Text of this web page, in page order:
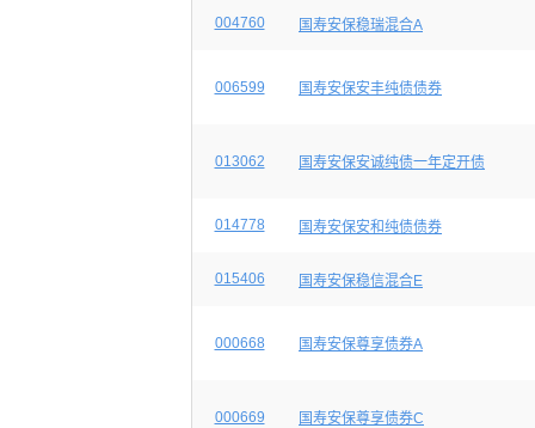
004760 国寿安保稳瑞混合A
006599 国寿安保安丰纯债债券
013062 国寿安保安诚纯债一年定开债
014778 国寿安保安和纯债债券
015406 国寿安保稳信混合E
000668 国寿安保尊享债券A
000669 国寿安保尊享债券C